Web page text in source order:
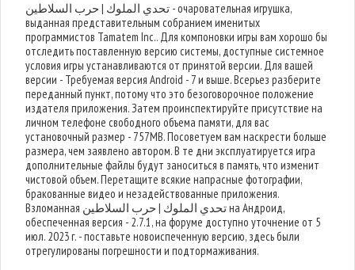
تحدي الملوك | حرب السلاطين - очаровательная игрушка,
выданная представительным собранием именитых
программистов Tamatem Inc.. Для компоновки игры вам хорошо бы
отследить поставленную версию системы, доступные системное
условия игры устанавливаются от принятой версии. Для вашей
версии - Требуемая версия Android - 7 и выше. Всерьез разберите
переданный пункт, потому что это безоговорочное положение
издателя приложения. Затем проинспектируйте присутствие на
личном телефоне свободного объема памяти, для вас
установочный размер - 757MB. Посоветуем вам наскрести больше
размера, чем заявлено автором. В те дни эксплуатируется игра
дополнительные файлы будут заноситься в память, что изменит
чистовой объем. Перетащите всякие напрасные фотографии,
бракованные видео и незадействованные приложения.
Взломанная تحدي الملوك | حرب السلاطين на Андроид,
обеспеченная версия - 2.7.1, на форуме доступно уточнение от 5
июл. 2023 г. - поставьте новоиспеченную версию, здесь были
отрегулированы погрешности и подтормаживания.